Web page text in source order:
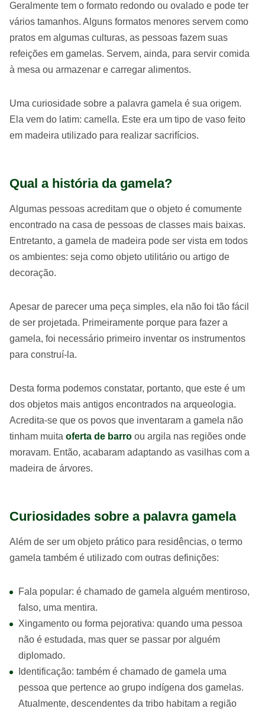
Geralmente tem o formato redondo ou ovalado e pode ter
vários tamanhos. Alguns formatos menores servem como
pratos em algumas culturas, as pessoas fazem suas
refeições em gamelas. Servem, ainda, para servir comida
à mesa ou armazenar e carregar alimentos.
Uma curiosidade sobre a palavra gamela é sua origem.
Ela vem do latim: camella. Este era um tipo de vaso feito
em madeira utilizado para realizar sacrifícios.
Qual a história da gamela?
Algumas pessoas acreditam que o objeto é comumente
encontrado na casa de pessoas de classes mais baixas.
Entretanto, a gamela de madeira pode ser vista em todos
os ambientes: seja como objeto utilitário ou artigo de
decoração.
Apesar de parecer uma peça simples, ela não foi tão fácil
de ser projetada. Primeiramente porque para fazer a
gamela, foi necessário primeiro inventar os instrumentos
para construí-la.
Desta forma podemos constatar, portanto, que este é um
dos objetos mais antigos encontrados na arqueologia.
Acredita-se que os povos que inventaram a gamela não
tinham muita oferta de barro ou argila nas regiões onde
moravam. Então, acabaram adaptando as vasilhas com a
madeira de árvores.
Curiosidades sobre a palavra gamela
Além de ser um objeto prático para residências, o termo
gamela também é utilizado com outras definições:
Fala popular: é chamado de gamela alguém mentiroso,
falso, uma mentira.
Xingamento ou forma pejorativa: quando uma pessoa
não é estudada, mas quer se passar por alguém
diplomado.
Identificação: também é chamado de gamela uma
pessoa que pertence ao grupo indígena dos gamelas.
Atualmente, descendentes da tribo habitam a região